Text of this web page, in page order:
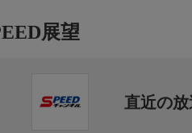
展望
直近の